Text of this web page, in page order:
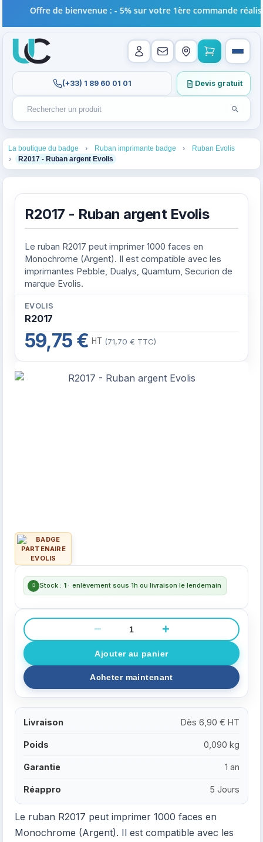
Rechercher un produit
Recherches récentes au focus. Tapez au moins 2
Lancer
(+33) 1 89 60 01 01 Devis gratuit
Offre de bienvenue : - 5% sur votre 1ère commande
La boutique du badge Ruban imprimante badge Ruban Evolis
R2017 - Ruban argent Evolis 4
R2017 - Ruban argent Evolis
Le ruban R2017 peut imprimer 1000 faces en
Monochrome (Argent). Il est compatible avec les
imprimantes Pebble, Dualys, Quamtum, Securion de
marque Evolis.
EVOLIS
R2017
59,75 € HT (71,70 € TTC)
Stock : 1 · enlèvement sous 1h ou livraison le lendemain
− +
Livraison Dès 6,90 € HT
Poids 0,090 kg
Garantie 1 an
Réappro 5 Jours
Le ruban R2017 peut imprimer 1000 faces en
Monochrome (Argent). Il est compatible avec les